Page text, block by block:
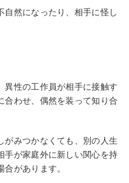
自然になったり、相手に怪し
異性の工作員が相手に接触す
合わせ、偶然を装って知り合
がみつかなくても、別の人生
手が家庭外に新しい関心を持
があります。